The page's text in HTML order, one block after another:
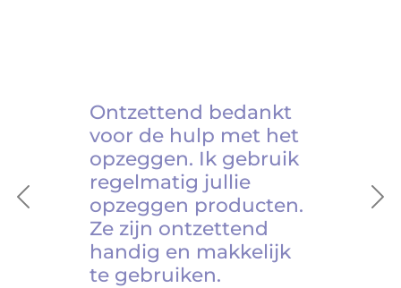
Previous
Ontzettend bedankt
voor de hulp met het
opzeggen. Ik gebruik
regelmatig jullie
opzeggen producten.
Ze zijn ontzettend
handig en makkelijk
te gebruiken.